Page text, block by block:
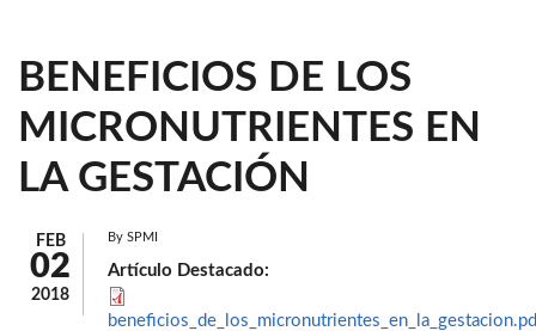
BENEFICIOS DE LOS
MICRONUTRIENTES EN
LA GESTACIÓN
FEB
02
2018
By SPMI
Artículo Destacado: